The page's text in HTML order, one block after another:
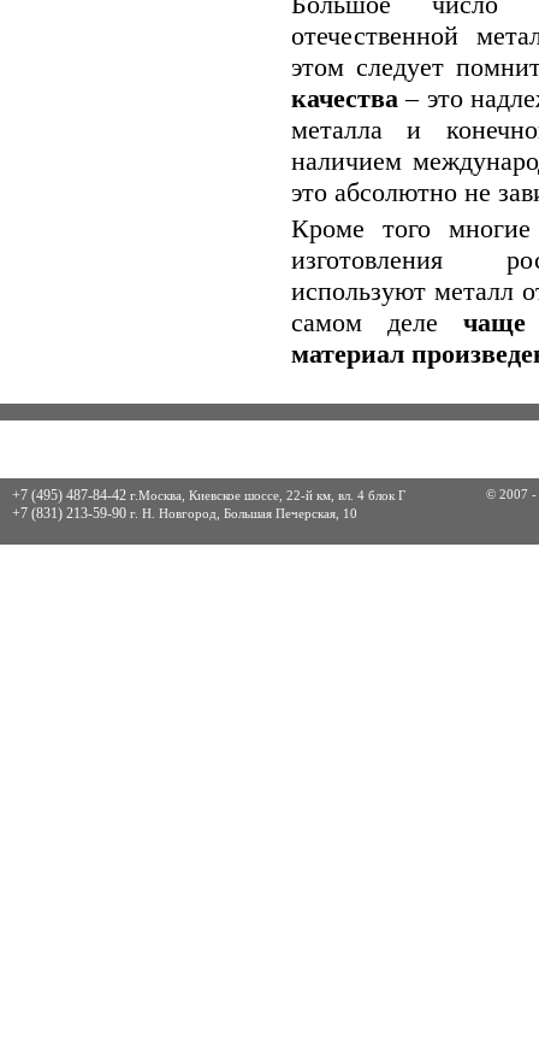
отечественной
этом следует
качества – это
металла и
наличием
это абсолютно не
Кроме того
изготовления
используют металл
самом деле чаще
материал
+7 (495) 487-84-42 г.Москва, Киевское шоссе, 22-й км, вл. 4 блок Г
+7 (831) 213-59-90 г. Н. Новгород, Большая Печерская, 10
© 2007